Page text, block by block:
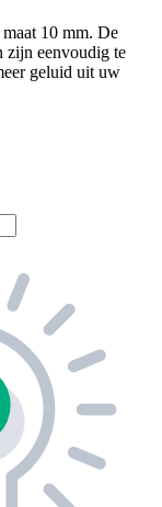
10 mm. De
zijn eenvoudig te
geluid uit uw